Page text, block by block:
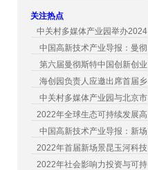
关注热点
中关村多媒体产业园举办2024
中国高新技术产业导报：曼彻
第六届曼彻斯特中国创新创业
海创园负责人应邀出席首届乡
中关村多媒体产业园与北京市
2022年全球生态可持续发展高
中国高新技术产业导报：新场
2022年首届新场景昆玉河科技
2022年社会影响力投资与可持